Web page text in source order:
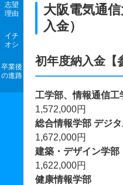
志望
理由
イチ
オシ
卒業後
の進路
大阪電気通
入金）
初年度納入金【
工学部、情報通信工
1,572,000円
総合情報学部 デジ
1,672,000円
建築・デザイン学部
1,622,000円
健康情報学部